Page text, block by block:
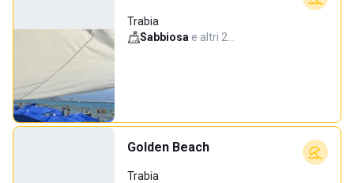
Trabia
Sabbiosa·e altri 2…
Golden Beach
Trabia